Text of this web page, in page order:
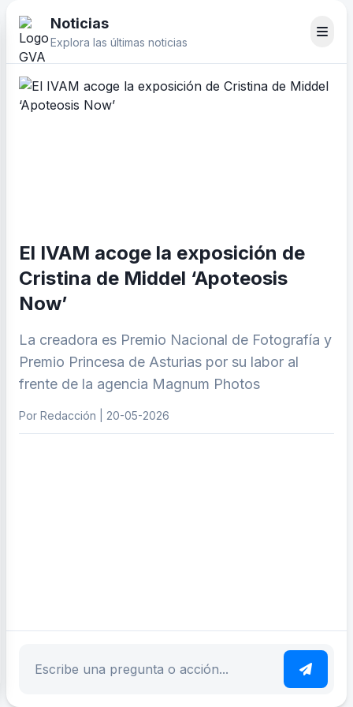
Noticias
Explora las últimas noticias
El IVAM acoge la exposición de
Cristina de Middel ‘Apoteosis
Now’
La creadora es Premio Nacional de Fotografía y
Premio Princesa de Asturias por su labor al
frente de la agencia Magnum Photos
Por Redacción | 20-05-2026
Escribe tu pregunta